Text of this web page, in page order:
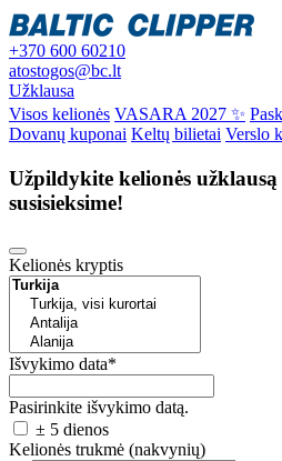
+370 600 60210
atostogos@bc.lt
Užklausa
Visos kelionės VASARA 2027 ✨
Dovanų kuponai Keltų bilietai Verslo
Užpildykite kelionės
susisieksime!
Kelionės kryptis
Išvykimo data*
Pasirinkite išvykimo datą.
± 5 dienos
Kelionės trukmė (nakvynių)